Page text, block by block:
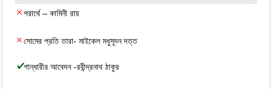
‌পরার্থে – কামিনী রায়
সোমের প্রতি তারা- মাইকেল মধুসূদন দত্ত
গান্ধারীর আবেদন -রবীন্দ্রনাথ ঠাকুর